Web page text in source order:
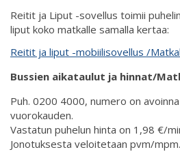
Reitit ja Liput -sovellus toimii
liput koko matkalle samalla kertaa:
Reitit ja liput -mobiilisovellus /
Bussien aikataulut ja hinnat/
Puh. 0200 4000, numero on
vuorokauden.
Vastatun puhelun hinta on 1,98 €/
Jonotuksesta veloitetaan pvm/mpm.